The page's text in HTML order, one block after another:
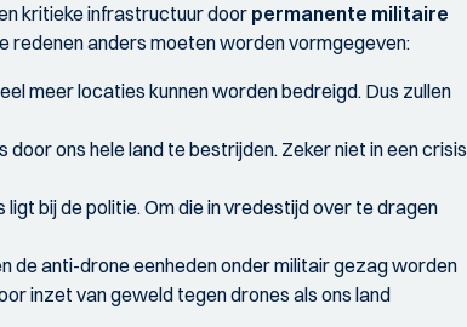
kritieke infrastructuur doorpermanente militaire
redenen anders moeten worden vormgegeven:
meer locaties kunnen worden bedreigd. Dus zullen
ons hele land te bestrijden. Zeker niet in een crisis
bij de politie. Om die in vredestijd over te dragen
de anti-drone eenheden onder militair gezag worden
inzet van geweld tegen drones als ons land